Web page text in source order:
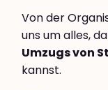
Von der
uns um alles,
Umzugs von
kannst.